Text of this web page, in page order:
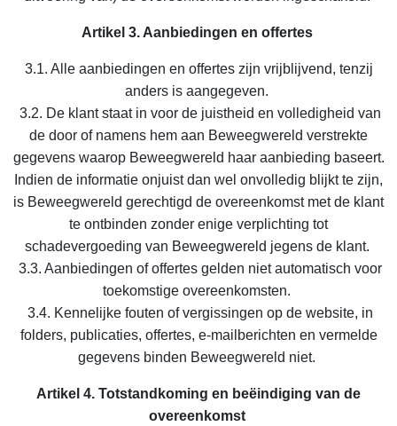
Artikel 3. Aanbiedingen en offertes
3.1. Alle aanbiedingen en offertes zijn vrijblijvend, tenzij
anders is aangegeven.
3.2. De klant staat in voor de juistheid en volledigheid van
de door of namens hem aan Beweegwereld verstrekte
gegevens waarop Beweegwereld haar aanbieding baseert.
Indien de informatie onjuist dan wel onvolledig blijkt te zijn,
is Beweegwereld gerechtigd de overeenkomst met de klant
te ontbinden zonder enige verplichting tot
schadevergoeding van Beweegwereld jegens de klant.
3.3. Aanbiedingen of offertes gelden niet automatisch voor
toekomstige overeenkomsten.
3.4. Kennelijke fouten of vergissingen op de website, in
folders, publicaties, offertes, e-mailberichten en vermelde
gegevens binden Beweegwereld niet.
Artikel 4. Totstandkoming en beëindiging van de
overeenkomst